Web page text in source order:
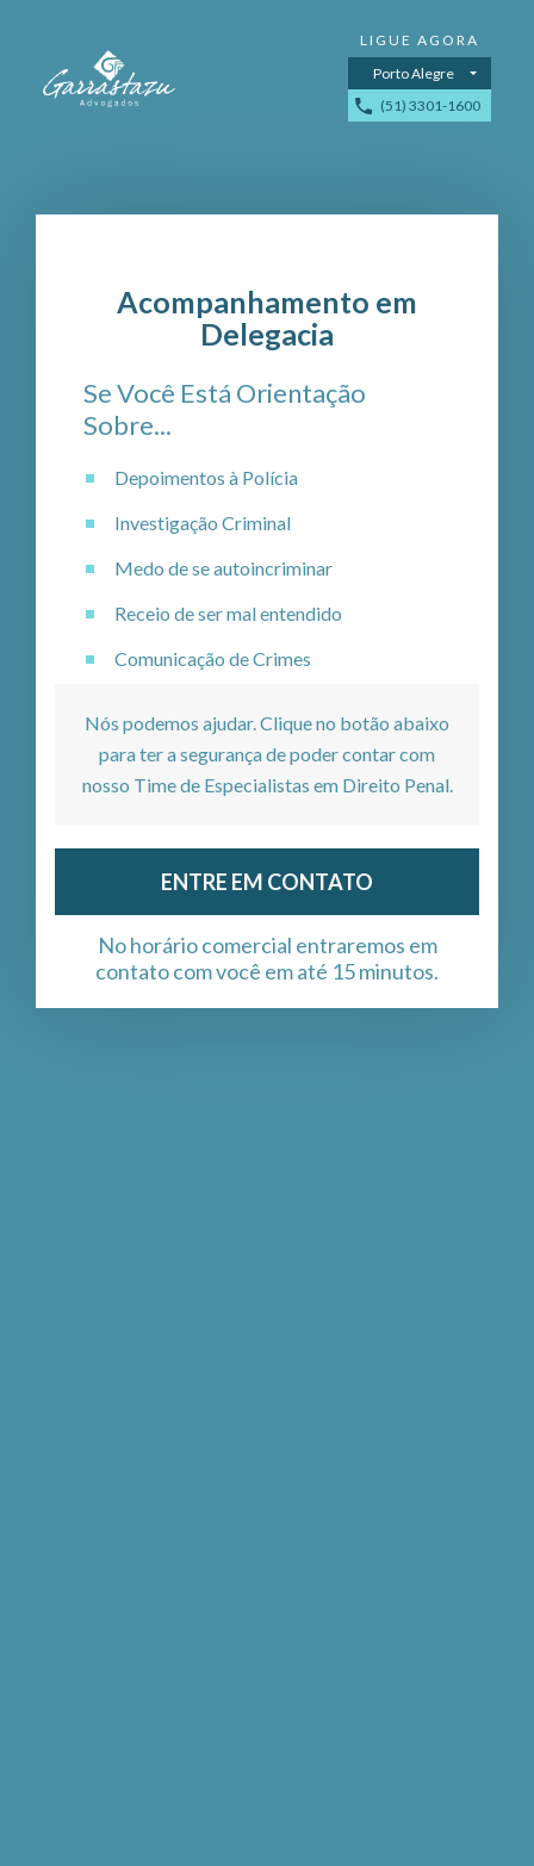
Porto Alegre
(51) 3301-1600
Acompanhamento em
Delegacia
Se Você Está Orientação
Sobre...
Depoimentos à Polícia
Investigação Criminal
Medo de se autoincriminar
Receio de ser mal entendido
Comunicação de Crimes
Nós podemos ajudar. Clique no botão abaixo
para ter a segurança de poder contar com
nosso Time de Especialistas em Direito Penal.
ENTRE EM CONTATO
No horário comercial entraremos em
contato com você em até 15 minutos.